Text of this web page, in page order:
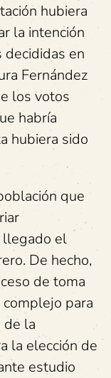
hubiera
la intención
en
Fernández
los votos
habría
hubiera sido
que
llegado el
De hecho,
de toma
para
de la
la elección de
estudio